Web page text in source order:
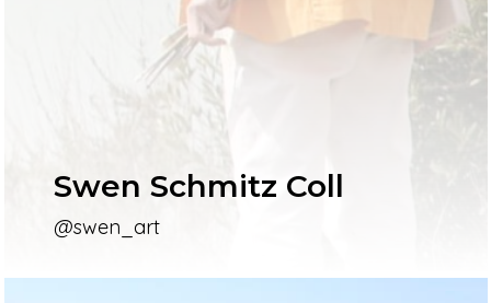
Swen Schmitz Coll
@swen_art